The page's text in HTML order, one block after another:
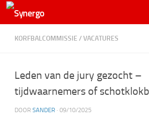
KORFBALCOMMISSIE /VACATURES
Leden van de jury gezocht –
tijdwaarnemers of
DOOR SANDER · 09/10/2025